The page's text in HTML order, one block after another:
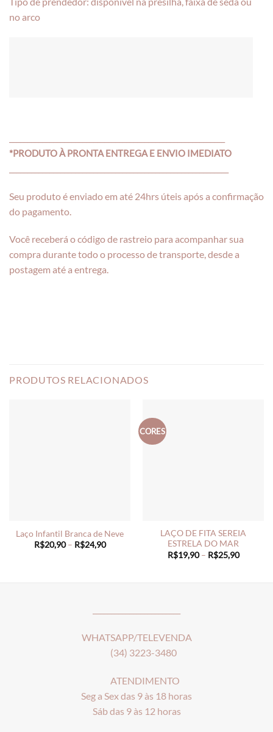
no arco
*PRODUTO À PRONTA ENTREGA E ENVIO IMEDIATO
Seu produto é enviado em até 24hrs úteis após a confirmação
do pagamento.
Você receberá o código de rastreio para acompanhar sua
compra durante todo o processo de transporte, desde a
postagem até a entrega.
PRODUTOS RELACIONADOS
Laço Infantil Branca de Neve
R$20,90 – R$24,90Price
CORES
LAÇO DE FITA SEREIA
ESTRELA DO MAR
R$19,90 – R$25,90Price
WHATSAPP/TELEVENDA
(34) 3223-3480
ATENDIMENTO
Seg a Sex das 9 às 18 horas
Sáb das 9 às 12 horas